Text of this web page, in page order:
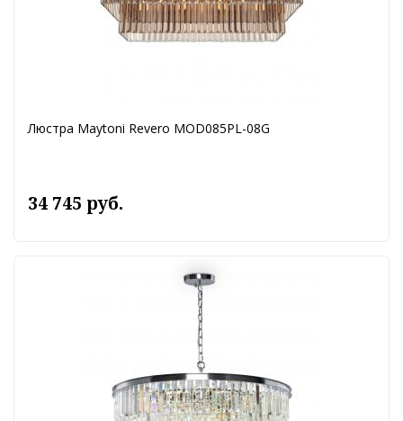
Люстра Maytoni Revero MOD085PL-08G
34 745 руб.